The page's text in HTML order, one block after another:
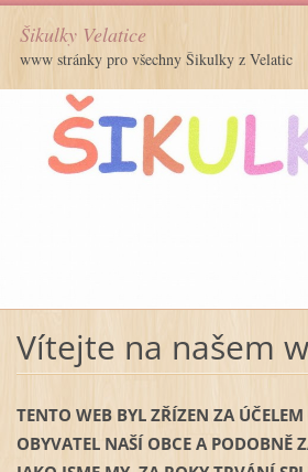
Šikulky Velatice
www stránky pro všechny Šikulky z Velatic
Vítejte na našem
TENTO WEB BYL ZŘÍZEN ZA
OBYVATEL NAŠÍ OBCE A PODOBNĚ